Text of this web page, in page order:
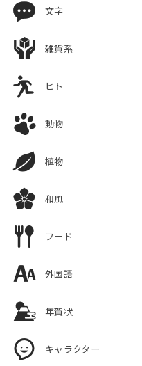
文字
雑貨系
ヒト
動物
植物
和風
フード
外国語
年賀状
キャラクター